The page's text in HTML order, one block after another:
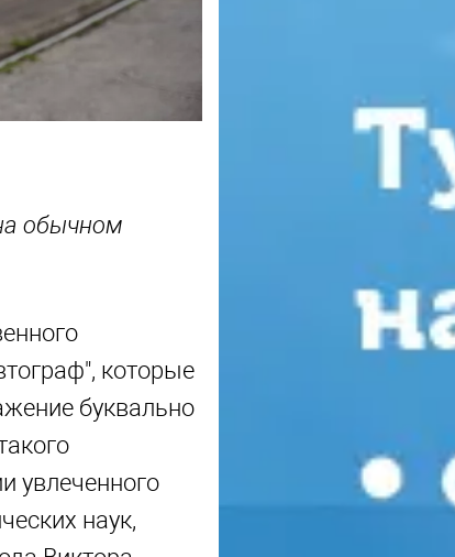
обычном
которые
буквально
увлеченного
наук,